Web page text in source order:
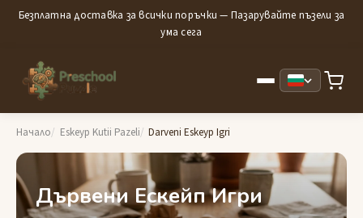
Безплатна доставка за всички поръчки — Пазарувайте пъзели за
ума сега
Начало Eskeyp Kutii Pazeli Darveni Eskeyp Igri
Дървени Ескейп Игри